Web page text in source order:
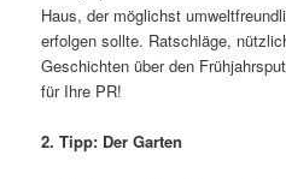
Haus, der möglichst
erfolgen sollte. Ratschläge,
Geschichten über den
für Ihre PR!
2. Tipp: Der Garten